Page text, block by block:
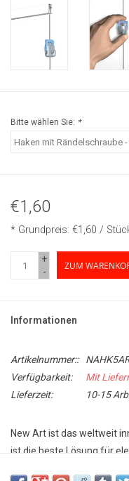
Bitte wählen Sie: *
€1,60
* Grundpreis: €1,60 /
+
-
ZUM
Informationen
Artikelnummer::
Verfügbarkeit:
Mit
Lieferzeit:
10-15
New Art ist das weltweit
ist die beste Lösung für